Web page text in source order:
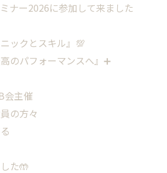
ナー2026に参加して来ました
ックとスキル』💯
のパフォーマンスへ』➕
会主催
の方々
た🤲